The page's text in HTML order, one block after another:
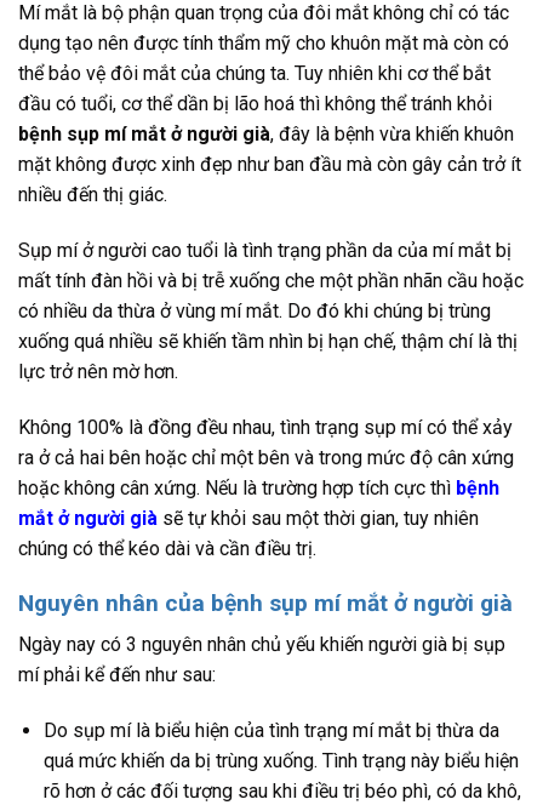
Mí mắt là bộ phận quan trọng của đôi mắt không chỉ có tác
dụng tạo nên được tính thẩm mỹ cho khuôn mặt mà còn có
thể bảo vệ đôi mắt của chúng ta. Tuy nhiên khi cơ thể bắt
đầu có tuổi, cơ thể dần bị lão hoá thì không thể tránh khỏi
bệnh sụp mí mắt ở người già, đây là bệnh vừa khiến khuôn
mặt không được xinh đẹp như ban đầu mà còn gây cản trở ít
nhiều đến thị giác.
Sụp mí ở người cao tuổi là tình trạng phần da của mí mắt bị
mất tính đàn hồi và bị trễ xuống che một phần nhãn cầu hoặc
có nhiều da thừa ở vùng mí mắt. Do đó khi chúng bị trùng
xuống quá nhiều sẽ khiến tầm nhìn bị hạn chế, thậm chí là thị
lực trở nên mờ hơn.
Không 100% là đồng đều nhau, tình trạng sụp mí có thể xảy
ra ở cả hai bên hoặc chỉ một bên và trong mức độ cân xứng
hoặc không cân xứng. Nếu là trường hợp tích cực thì bệnh
mắt ở người già sẽ tự khỏi sau một thời gian, tuy nhiên
chúng có thể kéo dài và cần điều trị.
Nguyên nhân của bệnh sụp mí mắt ở người già
Ngày nay có 3 nguyên nhân chủ yếu khiến người già bị sụp
mí phải kể đến như sau:
Do sụp mí là biểu hiện của tình trạng mí mắt bị thừa da
quá mức khiến da bị trùng xuống. Tình trạng này biểu hiện
rõ hơn ở các đối tượng sau khi điều trị béo phì, có da khô,